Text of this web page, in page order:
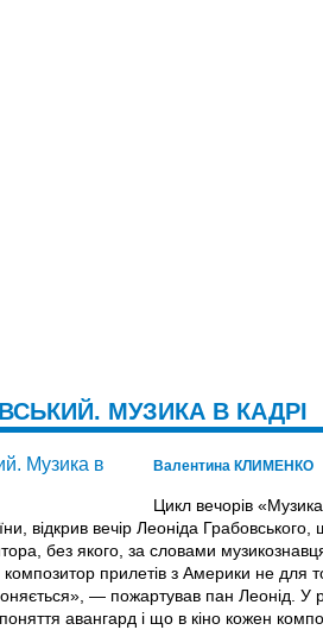
МУЗИКА В КАДРІ
Валентина КЛИМЕНКО
Цикл вечорів
відкрив вечір Леоніда
без якого, за словами
композитор прилетів з Америки не для
— пожартував пан Леонід.
авангард і що в кіно кожен